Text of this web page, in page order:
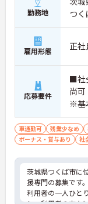
勤務地
つ
雇用形態 正
応募要件
■社
尚
※基
車通勤可 残業少なめ
ボーナス・賞与あり
社
茨城県つくば市に
援専門の募集です。
利用者の一人ひと